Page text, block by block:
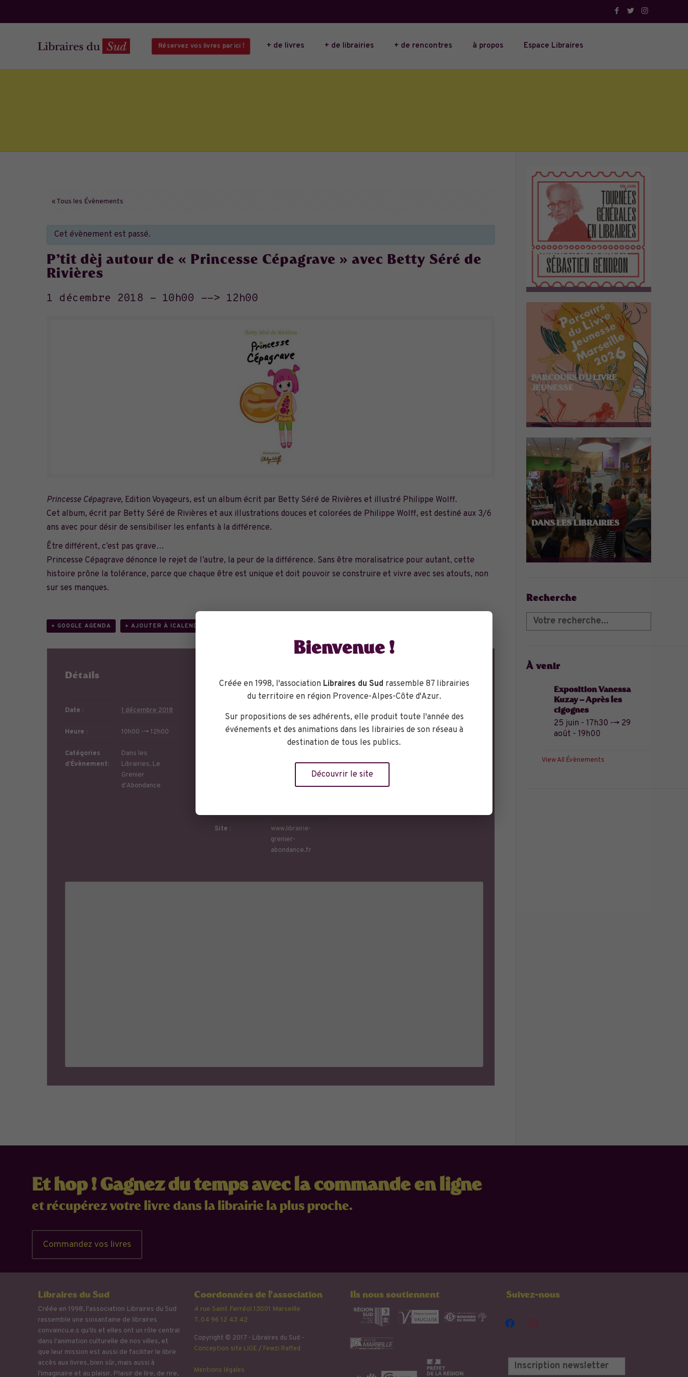
Réservez vos livres par ici ! + de livres + de librairies + de rencontres à propos Espace Libraires
« Tous les Évènements
Cet évènement est passé.
P’tit dèj autour de « Princesse Cépagrave » avec Betty Séré de
Rivières
1 décembre 2018 - 10h00 --> 12h00
Princesse Cépagrave, Edition Voyageurs, est un album écrit par Betty Séré de Rivières et illustré Philippe Wolff.
Cet album, écrit par Betty Séré de Rivières et aux illustrations douces et colorées de Philippe Wolff, est destiné aux 3/6
ans avec pour désir de sensibiliser les enfants à la différence.
Être différent, c’est pas grave…
Princesse Cépagrave dénonce le rejet de l’autre, la peur de la différence. Sans être moralisatrice pour autant, cette
histoire prône la tolérance, parce que chaque être est unique et doit pouvoir se construire et vivre avec ses atouts, non
sur ses manques.
+ GOOGLE AGENDA + AJOUTER À ICALENDAR
Détails
Date : 1 décembre 2018
Heure : 10h00 --> 12h00
Catégories
d’Évènement:
Dans les
Librairies, Le
Grenier
d'Abondance
Lieu
Grenier
d’Abondance
Salon de
13300
+ Google Map
Site :
www.librairie-
grenier-
abondance.fr
TOURNÉES GÉNÉRALES
PARCOURS DU LIVRE
JEUNESSE
DANS LES LIBRAIRIES
Recherche
À venir
Exposition Vanessa
Kuzay – Après les
cigognes
25 juin - 17h30 --> 29
août - 19h00
View All Évènements
Et hop ! Gagnez du temps avec la commande en ligne
et récupérez votre livre dans la librairie la plus proche.
Commandez vos livres
Libraires du Sud
Créée en 1998, l'association Libraires du Sud
rassemble une soixantaine de libraires
convaincu.e.s qu’ils et elles ont un rôle central
dans l'animation culturelle de nos villes, et
que leur mission est aussi de faciliter le libre
accès aux livres, bien sûr, mais aussi à
l'imaginaire et au plaisir. Plaisir de lire, de rire,
Coordonnées de l'association
4 rue Saint Ferréol 13001 Marseille
T. 04 96 12 43 42
Copyright © 2017 - Libraires du Sud -
Conception site LIGE / Fewzi Raffed
Mentions légales
Ils nous soutiennent Suivez-nous
facebookinstagram
Bienvenue !
Créée en 1998, l'association Libraires du Sud rassemble 87 librairies
du territoire en région Provence-Alpes-Côte d'Azur.
Sur propositions de ses adhérents, elle produit toute l'année des
événements et des animations dans les librairies de son réseau à
destination de tous les publics.
Découvrir le site